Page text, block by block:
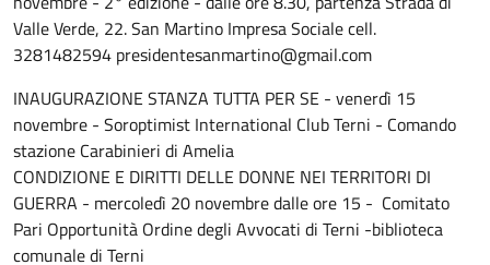
Valle Verde, 22. San Martino Impresa Sociale cell.
3281482594 presidentesanmartino@gmail.com
INAUGURAZIONE STANZA TUTTA PER SE - venerdì 15
novembre - Soroptimist International Club Terni - Comando
stazione Carabinieri di Amelia
CONDIZIONE E DIRITTI DELLE DONNE NEI TERRITORI DI
GUERRA - mercoledì 20 novembre dalle ore 15 - Comitato
Pari Opportunità Ordine degli Avvocati di Terni -biblioteca
comunale di Terni